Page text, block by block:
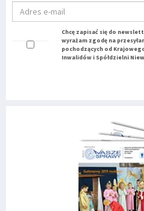
Chcę zapisać się do
wyrażam zgodę na
pochodzących od
Inwalidów i Spółdzielni